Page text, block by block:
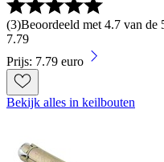
(3)Beoordeeld met 4.7 van de
7.79
Prijs: 7.79 euro
Bekijk alles in keilbouten